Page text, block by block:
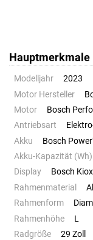
Hauptmerkmale
Modelljahr
2023
Motor Hersteller
Motor
Bosch
Antriebsart
Akku
Bosch
Akku-Kapazität (Wh)
Display
Bosch
Rahmenmaterial
Rahmenform
Rahmenhöhe
L
Radgröße
29 Zoll